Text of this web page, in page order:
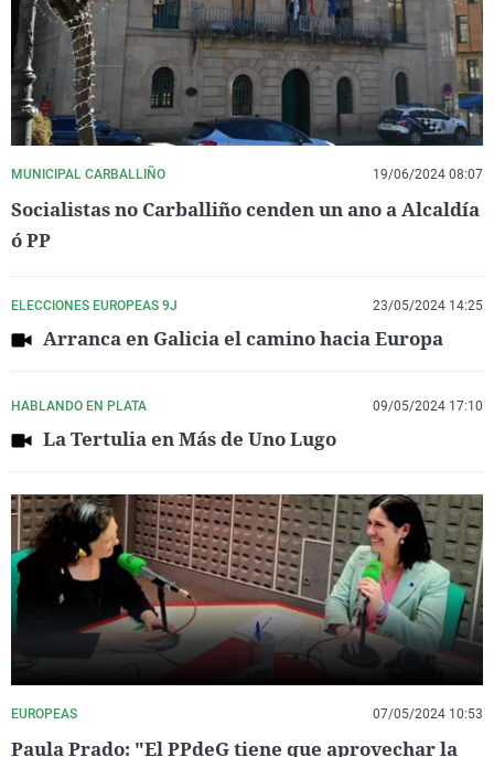
MUNICIPAL CARBALLIÑO 19/06/2024 08:07
Socialistas no Carballiño cenden un ano a Alcaldía
ó PP
ELECCIONES EUROPEAS 9J 23/05/2024 14:25
Arranca en Galicia el camino hacia Europa
HABLANDO EN PLATA 09/05/2024 17:10
La Tertulia en Más de Uno Lugo
EUROPEAS 07/05/2024 10:53
Paula Prado: "El PPdeG tiene que aprovechar la